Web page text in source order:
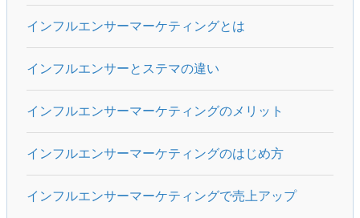
インフルエンサーマーケティングとは
インフルエンサーとステマの違い
インフルエンサーマーケティングのメリット
インフルエンサーマーケティングのはじめ方
インフルエンサーマーケティングで売上アップ